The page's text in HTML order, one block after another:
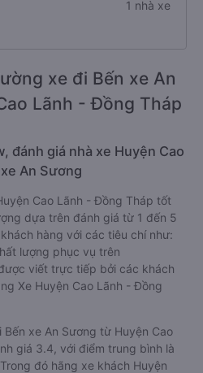
1 nhà xe
xe đi Bến xe An
Lãnh - Đồng Tháp
đánh giá nhà xe Huyện Cao
An Sương
Cao Lãnh - Đồng Tháp tốt
dựa trên đánh giá từ 1 đến 5
hàng với các tiêu chí như:
lượng phục vụ trên
viết trực tiếp bởi các khách
Xe Huyện Cao Lãnh - Đồng
xe An Sương từ Huyện Cao
giá 3.4, với điểm trung bình là
đó hãng xe khách Huyện